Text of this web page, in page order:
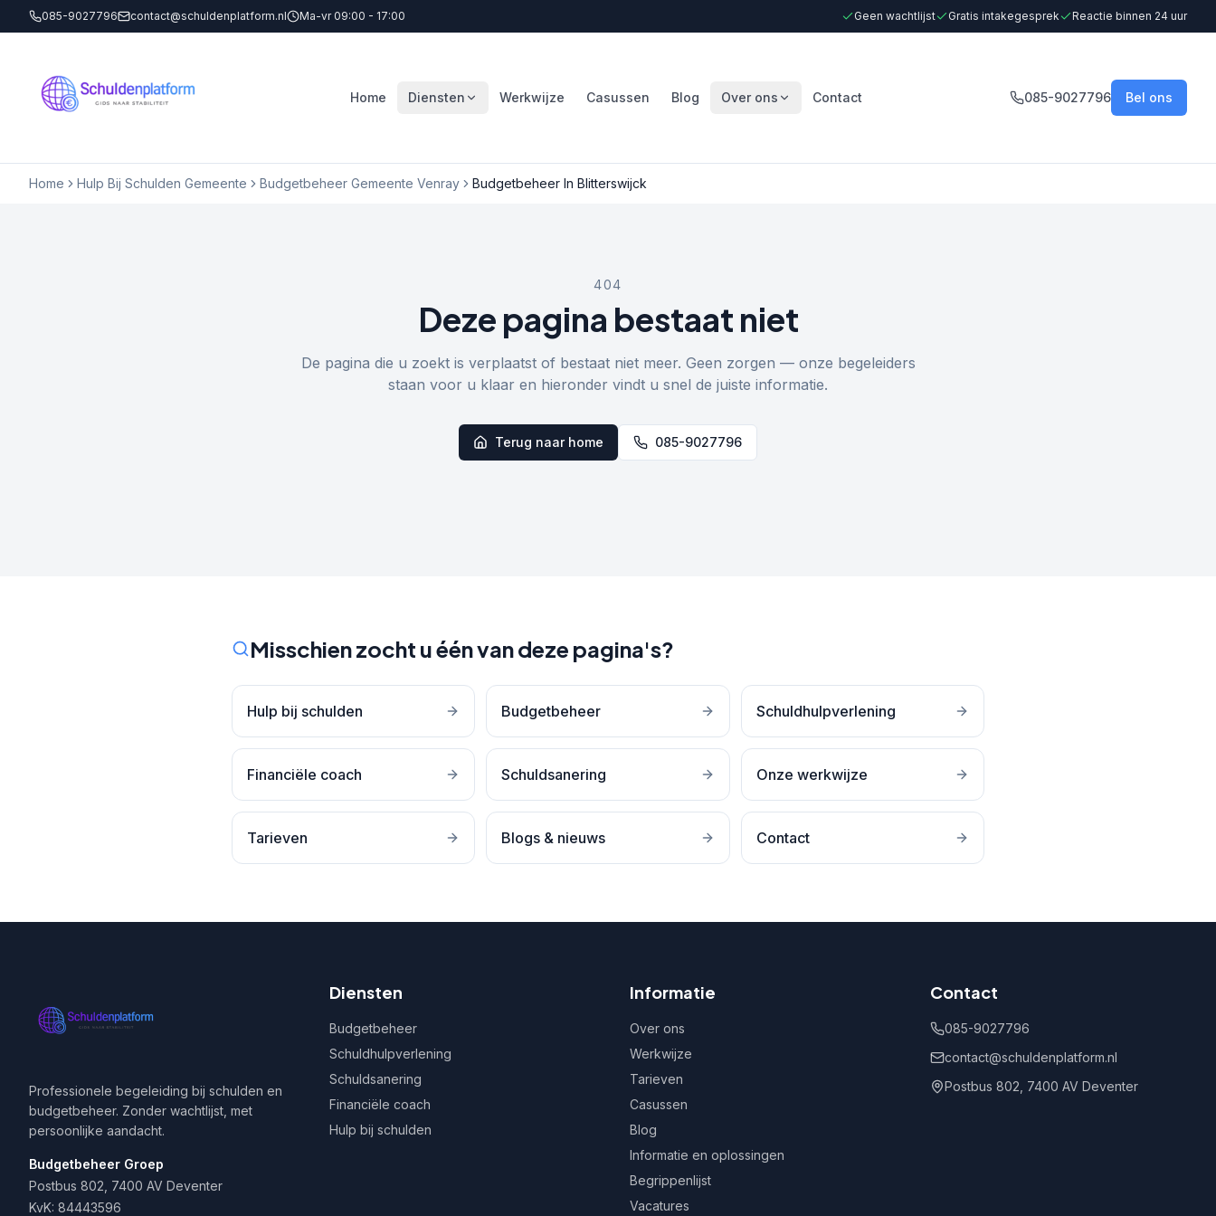
085-9027796 contact@schuldenplatform.nl Ma-vr 09:00 - 17:00 Geen wachtlijst Gratis intakegesprek Reactie binnen 24 uur
Home Diensten Werkwijze Casussen Blog Over ons Contact 085-9027796 Bel ons
Home Hulp Bij Schulden Gemeente Budgetbeheer Gemeente Venray Budgetbeheer In Blitterswijck
404
Deze pagina bestaat niet
De pagina die u zoekt is verplaatst of bestaat niet meer. Geen zorgen — onze begeleiders
staan voor u klaar en hieronder vindt u snel de juiste informatie.
Terug naar home 085-9027796
Misschien zocht u één van deze pagina's?
Hulp bij schulden Budgetbeheer Schuldhulpverlening
Financiële coach Schuldsanering Onze werkwijze
Tarieven Blogs & nieuws Contact
Professionele begeleiding bij schulden en
budgetbeheer. Zonder wachtlijst, met
persoonlijke aandacht.
Budgetbeheer Groep
Postbus 802, 7400 AV Deventer
KvK: 84443596
Diensten
Budgetbeheer
Schuldhulpverlening
Schuldsanering
Financiële coach
Hulp bij schulden
Informatie
Over ons
Werkwijze
Tarieven
Casussen
Blog
Informatie en oplossingen
Begrippenlijst
Vacatures
Contact
085-9027796
contact@schuldenplatform.nl
Postbus 802, 7400 AV Deventer